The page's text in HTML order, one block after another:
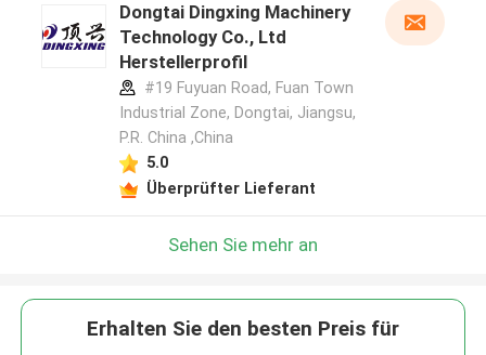
Dongtai Dingxing Machinery
Technology Co., Ltd
Herstellerprofil
#19 Fuyuan Road, Fuan Town
Industrial Zone, Dongtai, Jiangsu,
P.R. China ,China
5.0
Überprüfter Lieferant
Sehen Sie mehr an
Erhalten Sie den besten Preis für